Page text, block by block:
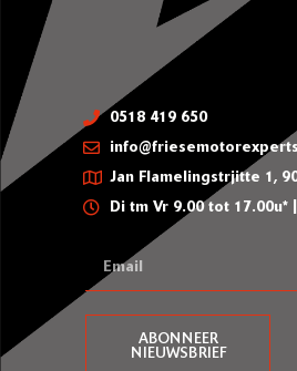
0518 419 650
Jan Flamelingstrjitte 1,
Di tm Vr 9.00 tot 17.00u*
ABONNEER
NIEUWSBRIEF